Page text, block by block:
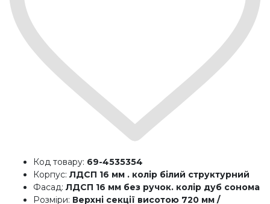
Код товару: 69-4535354
Корпус: ЛДСП 16 мм . колір білий структурний
Фасад: ЛДСП 16 мм без ручок. колір дуб сонома
Розміри: Верхні секції висотою 720 мм /